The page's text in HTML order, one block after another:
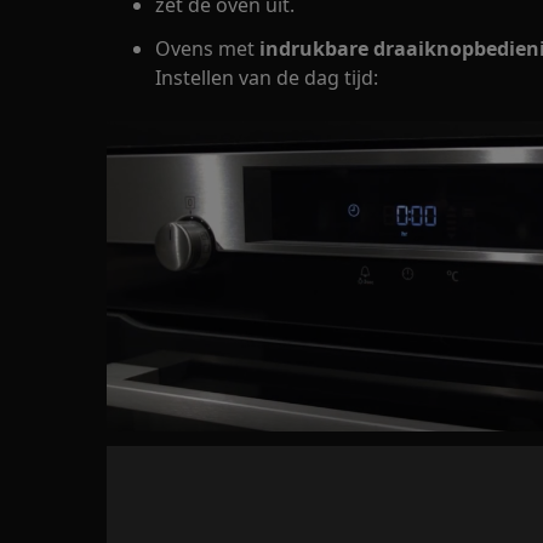
zet de oven uit.
Ovens met indrukbare
Instellen van de dag tijd: